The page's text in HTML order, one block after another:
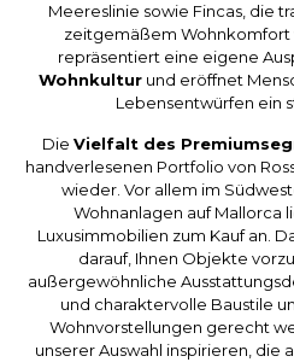
Meereslinie sowie Fincas, die
zeitgemäßem Wohnkomfort
repräsentiert eine eigene
Wohnkulturund eröffnet
Lebensentwürfen ein
Die Vielfalt des
handverlesenen Portfolio von
wieder. Vor allem im
Wohnanlagen auf Mallorca
Luxusimmobilien zum Kauf an.
darauf, Ihnen Objekte
außergewöhnliche
und charaktervolle Baustile
Wohnvorstellungen gerecht
unserer Auswahl inspirieren, die